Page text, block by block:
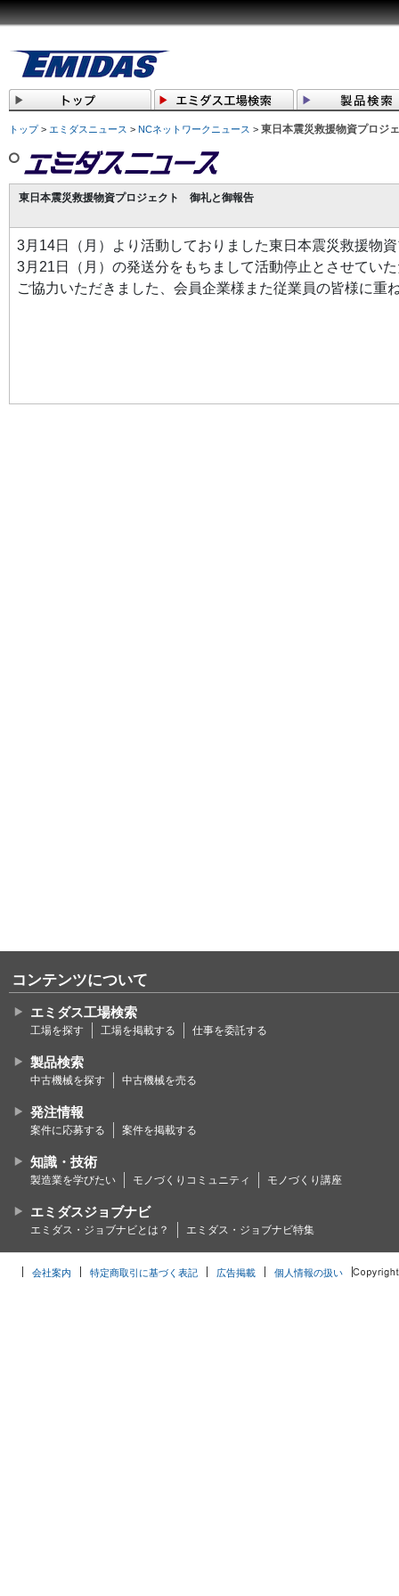
トップ> エミダスニュース > NCネットワークニュース > 東日本震災救援物資プロジ
東日本震災救援物資プロジェクト 御礼と御報告
3月14日（月）より活動しておりました東日本震災救援物
3月21日（月）の発送分をもちまして活動停止とさせてい
ご協力いただきました、会員企業様また従業員の皆様に重
コンテンツについて
エミダス工場検索
工場を探す 工場を掲載する 仕事を委託する
製品検索
中古機械を探す 中古機械を売る
発注情報
案件に応募する 案件を掲載する
知識・技術
製造業を学びたい モノづくりコミュニティ モノづくり講座
エミダスジョブナビ
エミダス・ジョブナビとは？ エミダス・ジョブナビ特集
会社案内 特定商取引に基づく表記 広告掲載 個人情報の扱い